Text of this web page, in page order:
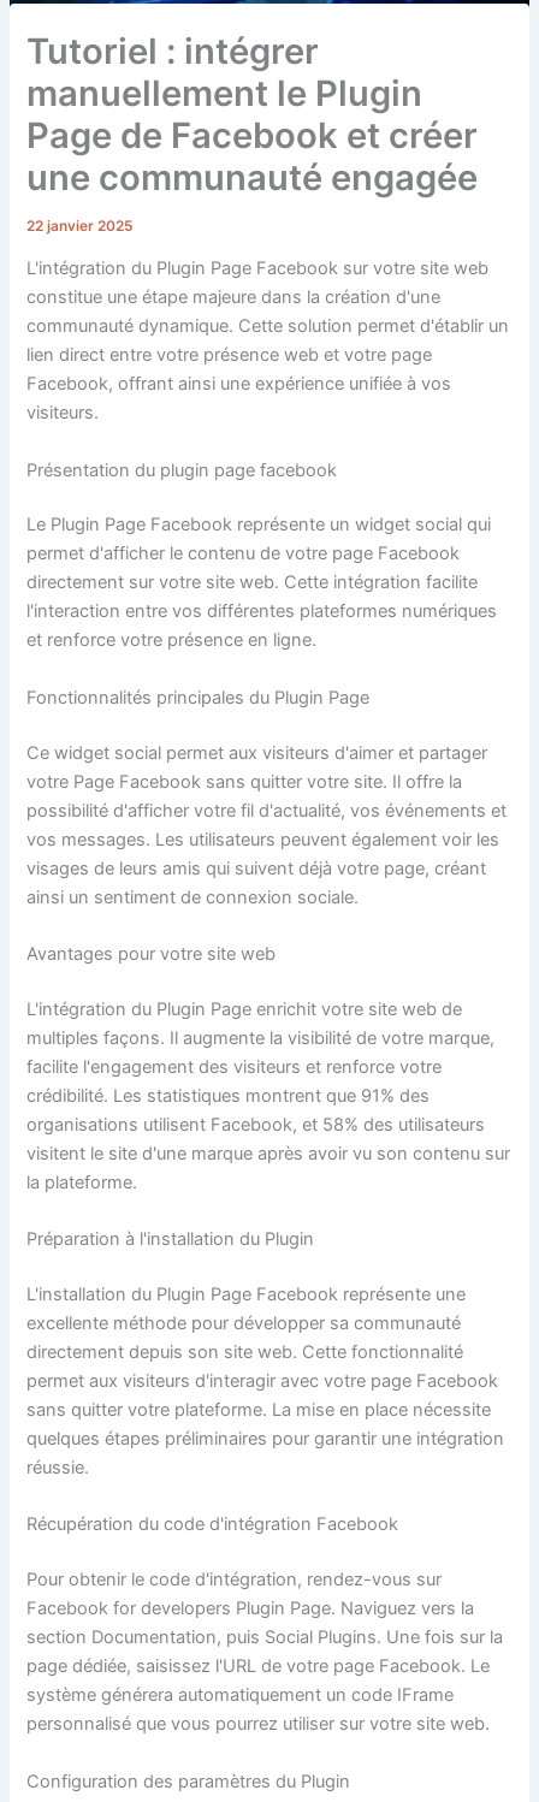
Tutoriel : intégrer
manuellement le Plugin
Page de Facebook et créer
une communauté engagée
22 janvier 2025
L'intégration du Plugin Page Facebook sur votre site web
constitue une étape majeure dans la création d'une
communauté dynamique. Cette solution permet d'établir un
lien direct entre votre présence web et votre page
Facebook, offrant ainsi une expérience unifiée à vos
visiteurs.
Présentation du plugin page facebook
Le Plugin Page Facebook représente un widget social qui
permet d'afficher le contenu de votre page Facebook
directement sur votre site web. Cette intégration facilite
l'interaction entre vos différentes plateformes numériques
et renforce votre présence en ligne.
Fonctionnalités principales du Plugin Page
Ce widget social permet aux visiteurs d'aimer et partager
votre Page Facebook sans quitter votre site. Il offre la
possibilité d'afficher votre fil d'actualité, vos événements et
vos messages. Les utilisateurs peuvent également voir les
visages de leurs amis qui suivent déjà votre page, créant
ainsi un sentiment de connexion sociale.
Avantages pour votre site web
L'intégration du Plugin Page enrichit votre site web de
multiples façons. Il augmente la visibilité de votre marque,
facilite l'engagement des visiteurs et renforce votre
crédibilité. Les statistiques montrent que 91% des
organisations utilisent Facebook, et 58% des utilisateurs
visitent le site d'une marque après avoir vu son contenu sur
la plateforme.
Préparation à l'installation du Plugin
L'installation du Plugin Page Facebook représente une
excellente méthode pour développer sa communauté
directement depuis son site web. Cette fonctionnalité
permet aux visiteurs d'interagir avec votre page Facebook
sans quitter votre plateforme. La mise en place nécessite
quelques étapes préliminaires pour garantir une intégration
réussie.
Récupération du code d'intégration Facebook
Pour obtenir le code d'intégration, rendez-vous sur
Facebook for developers Plugin Page. Naviguez vers la
section Documentation, puis Social Plugins. Une fois sur la
page dédiée, saisissez l'URL de votre page Facebook. Le
système générera automatiquement un code IFrame
personnalisé que vous pourrez utiliser sur votre site web.
Configuration des paramètres du Plugin